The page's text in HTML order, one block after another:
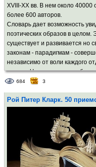
XVIII-XX вв. В нем около 40000
более 600 авторов.
Словарь дает возможность
поэтических образов в целом.
существует и развивается но
законам - парадигмам -
независимо от воли каждого
автора. Но все вместе - и
маленькие поэты - участвуют в
парадигму словаря, можно
развивалась и какой вклад
процесс тот или иной поэт.
684 3
Рой Питер Кларк. 50